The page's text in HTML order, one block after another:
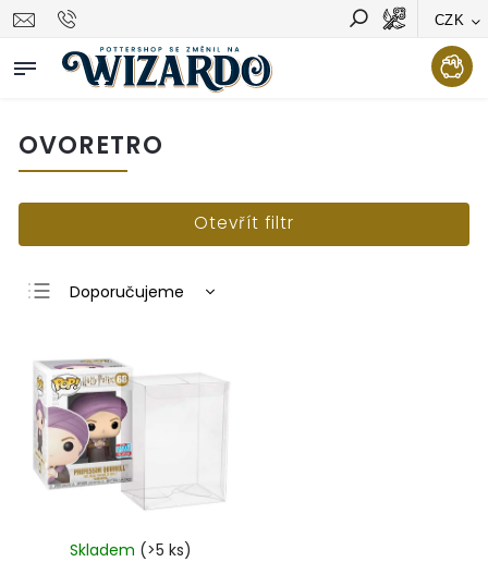
CZK
Vyhledávání Hledat
OVORETRO
Otevřít filtr
Doporučujeme
Nejdražší
Nejprodávanější
Abecedně
Skladem (>5 ks)